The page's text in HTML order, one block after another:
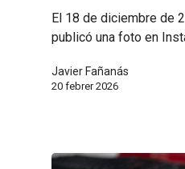
El 18 de diciembre de
publicó una foto en
Javier Fañanás
20 febrer 2026